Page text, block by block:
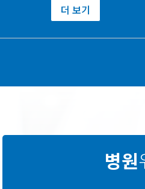
더 보기
병원